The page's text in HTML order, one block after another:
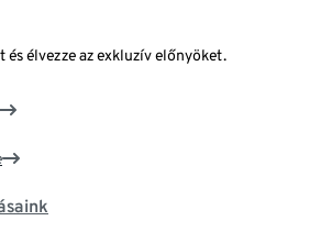
és élvezze az exkluzív előnyöket.